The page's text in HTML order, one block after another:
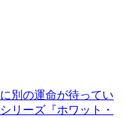
別の運命が待ってい
リーズ『ホワット・